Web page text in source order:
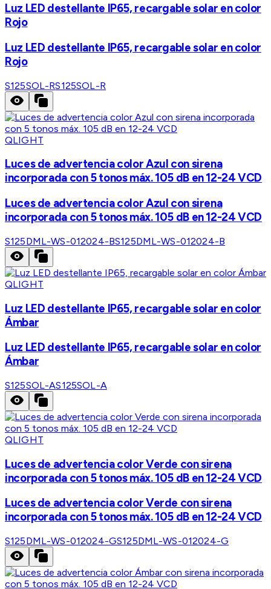
Luz LED destellante IP65, recargable solar en color
Rojo
Luz LED destellante IP65, recargable solar en color
Rojo
S125SOL-RS125SOL-R
QLIGHT
Luces de advertencia color Azul con sirena
incorporada con 5 tonos máx. 105 dB en 12-24 VCD
Luces de advertencia color Azul con sirena
incorporada con 5 tonos máx. 105 dB en 12-24 VCD
S125DML-WS-012024-BS125DML-WS-012024-B
QLIGHT
Luz LED destellante IP65, recargable solar en color
Ámbar
Luz LED destellante IP65, recargable solar en color
Ámbar
S125SOL-AS125SOL-A
QLIGHT
Luces de advertencia color Verde con sirena
incorporada con 5 tonos máx. 105 dB en 12-24 VCD
Luces de advertencia color Verde con sirena
incorporada con 5 tonos máx. 105 dB en 12-24 VCD
S125DML-WS-012024-GS125DML-WS-012024-G